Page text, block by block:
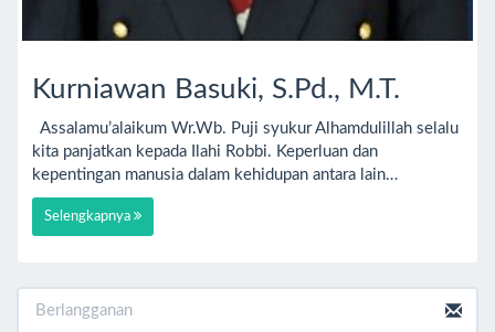
Kurniawan Basuki, S.Pd., M.T.
Assalamu’alaikum Wr.Wb. Puji syukur Alhamdulillah selalu
kita panjatkan kepada Ilahi Robbi. Keperluan dan
kepentingan manusia dalam kehidupan antara lain…
Selengkapnya